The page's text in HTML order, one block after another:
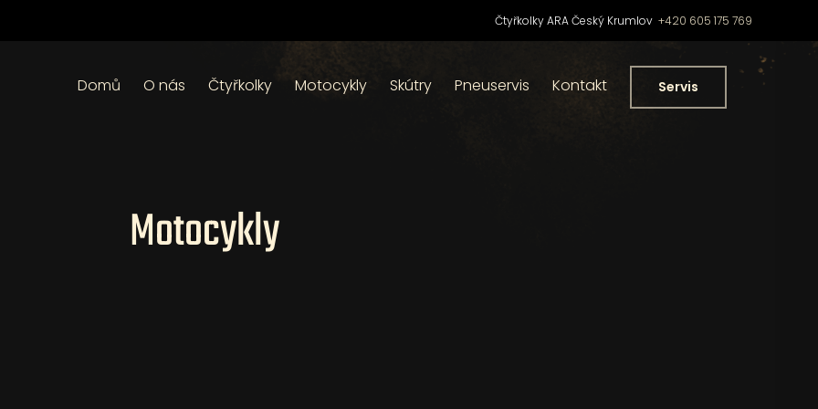
Čtyřkolky ARA Český Krumlov+420 605 175 769
Domů O nás Čtyřkolky Motocykly Skútry Pneuservis Kontakt Servis
Motocykly